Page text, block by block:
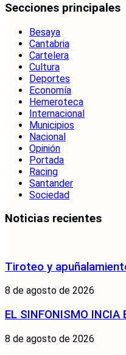
Secciones principales
Besaya
Cantabria
Cartelera
Cultura
Deportes
Economía
Hemeroteca
Internacional
Municipios
Nacional
Opinión
Portada
Racing
Santander
Sociedad
Noticias recientes
Tiroteo y
8 de agosto de 2026
EL SINFONISMO INCIA
8 de agosto de 2026